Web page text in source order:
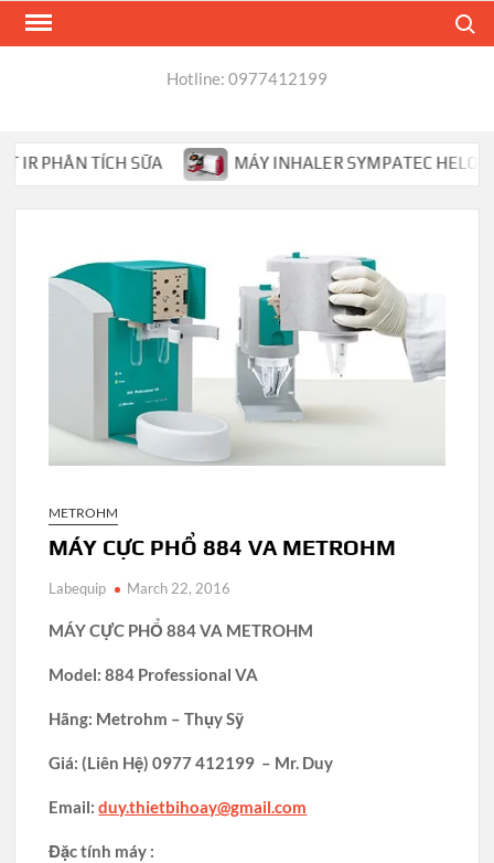
Skip
Hotline: 0977412199
PHÂN TÍCH SỮA MÁY INHALER SYMPATEC HELOS
METROHM
MÁY CỰC PHỔ 884 VA METROHM
Labequip March 22, 2016
MÁY CỰC PHỔ 884 VA METROHM
Model: 884 Professional VA
Hãng: Metrohm – Thụy Sỹ
Giá:(Liên Hệ)0977 412199 – Mr. Duy
Email:duy.thietbihoay@gmail.com
Đặc tính máy :